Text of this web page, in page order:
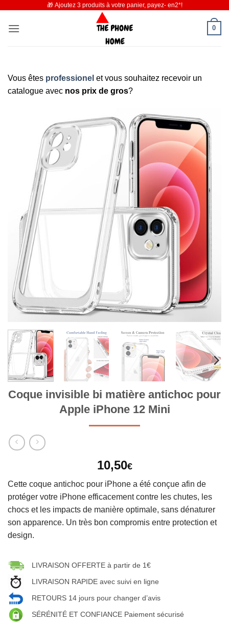
contenu
🎁 Ajoutez 3 produits à votre panier, payez- en2*!
0
Vous êtes professionel et vous souhaitez recevoir un
catalogue avec nos prix de gros?
Coque invisible bi matière antichoc pour
Apple iPhone 12 Mini
10,50€
Cette coque antichoc pour iPhone a été conçue afin de
protéger votre iPhone efficacement contre les chutes, les
chocs et les impacts de manière optimale, sans dénaturer
son apparence. Un très bon compromis entre protection et
design.
LIVRAISON OFFERTE à partir de 1€
LIVRAISON RAPIDE avec suivi en ligne
RETOURS 14 jours pour changer d’avis
SÉRÉNITÉ ET CONFIANCE Paiement sécurisé